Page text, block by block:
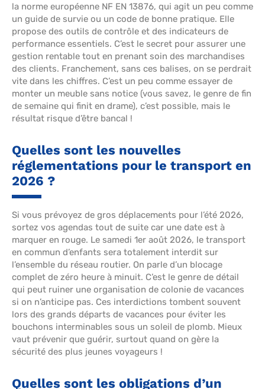
la norme européenne NF EN 13876, qui agit un peu comme
un guide de survie ou un code de bonne pratique. Elle
propose des outils de contrôle et des indicateurs de
performance essentiels. C’est le secret pour assurer une
gestion rentable tout en prenant soin des marchandises
des clients. Franchement, sans ces balises, on se perdrait
vite dans les chiffres. C’est un peu comme essayer de
monter un meuble sans notice (vous savez, le genre de fin
de semaine qui finit en drame), c’est possible, mais le
résultat risque d’être bancal !
Quelles sont les nouvelles
réglementations pour le transport en
2026 ?
Si vous prévoyez de gros déplacements pour l’été 2026,
sortez vos agendas tout de suite car une date est à
marquer en rouge. Le samedi 1er août 2026, le transport
en commun d’enfants sera totalement interdit sur
l’ensemble du réseau routier. On parle d’un blocage
complet de zéro heure à minuit. C’est le genre de détail
qui peut ruiner une organisation de colonie de vacances
si on n’anticipe pas. Ces interdictions tombent souvent
lors des grands départs de vacances pour éviter les
bouchons interminables sous un soleil de plomb. Mieux
vaut prévenir que guérir, surtout quand on gère la
sécurité des plus jeunes voyageurs !
Quelles sont les obligations d’un